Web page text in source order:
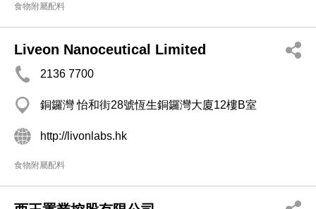
食物附屬配料
Liveon Nanoceutical Limited
2136 7700
銅鑼灣 怡和街28號恆生銅鑼灣大廈12樓B室
http://livonlabs.hk
食物附屬配料